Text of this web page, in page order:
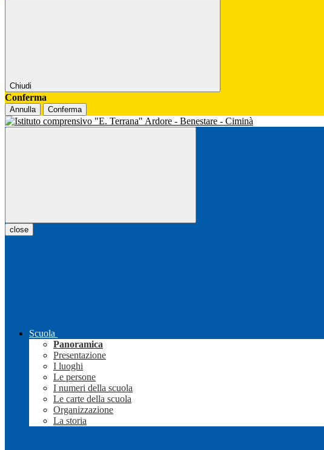
Chiudi
Conferma
Annulla Conferma
close
Scuola
Panoramica
Presentazione
I luoghi
Le persone
I numeri della scuola
Le carte della scuola
Organizzazione
La storia